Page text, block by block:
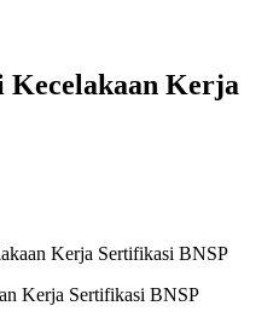
Kecelakaan Kerja
Kerja Sertifikasi BNSP